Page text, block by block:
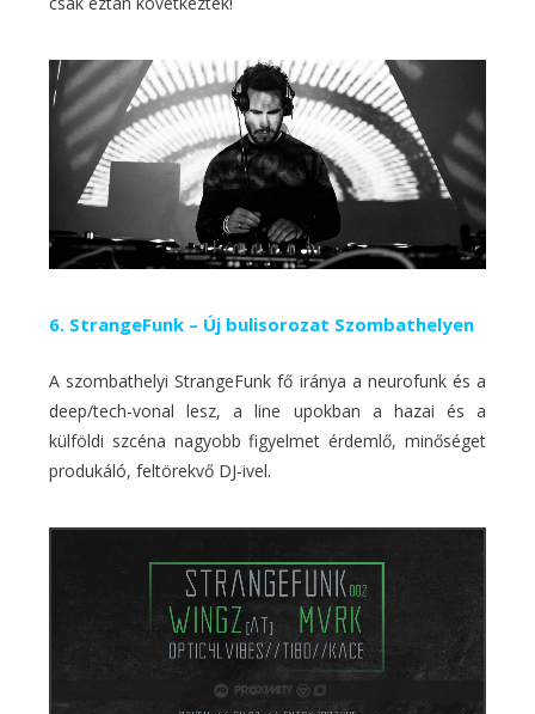
6. StrangeFunk – Új bulisorozat Szombathelyen
A szombathelyi StrangeFunk fő iránya a neurofunk és a
deep/tech-vonal lesz, a line upokban a hazai és a
külföldi szcéna nagyobb figyelmet érdemlő, minőséget
produkáló, feltörekvő DJ-ivel.